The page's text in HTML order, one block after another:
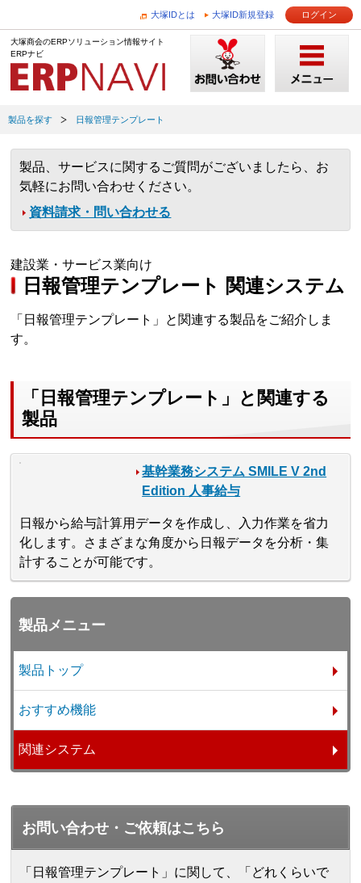
大塚IDとは 大塚ID新規登録 ログイン
大塚商会のERPソリューション情報サイト
ERPナビ
製品を探す 日報管理テンプレート
製品、サービスに関するご質問がございましたら、お
気軽にお問い合わせください。
資料請求・問い合わせる
建設業・サービス業向け
日報管理テンプレート 関連システム
「日報管理テンプレート」と関連する製品をご紹介しま
す。
「日報管理テンプレート」と関連する
製品
基幹業務システム SMILE V 2nd
Edition 人事給与
日報から給与計算用データを作成し、入力作業を省力
化します。さまざまな角度から日報データを分析・集
計することが可能です。
製品メニュー
製品トップ
おすすめ機能
関連システム
お問い合わせ・ご依頼はこちら
「日報管理テンプレート」に関して、「どれくらいで